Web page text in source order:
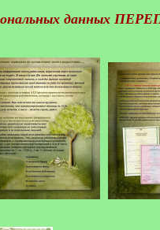
данных